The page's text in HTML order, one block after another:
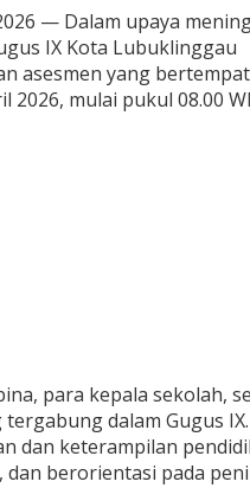
— Dalam upaya
IX Kota Lubuklinggau
asesmen yang
2026, mulai pukul 08.00
para kepala sekolah,
dalam Gugus
dan keterampilan
berorientasi pada